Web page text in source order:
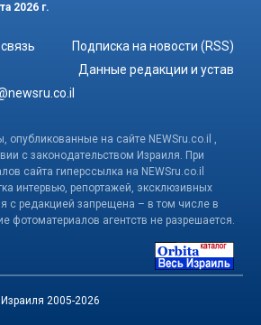
2026 г.
Подписка на новости (RSS)
Данные редакции и устав
опубликованные на сайте NEWSru.co.il ,
с законодательством Израиля. При
сайта гиперссылка на NEWSru.co.il
интервью, репортажей, эксклюзивных
с редакцией запрещена – в том числе в
фотоматериалов агентств не разрешается.
2005-2026